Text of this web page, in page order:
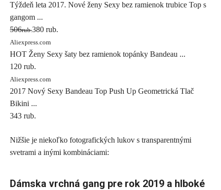
Týždeň leta 2017. Nové ženy Sexy bez ramienok trubice Top s
gangom ...
506rub.380 rub.
Aliexpress.com
HOT Ženy Sexy šaty bez ramienok topánky Bandeau ...
120 rub.
Aliexpress.com
2017 Nový Sexy Bandeau Top Push Up Geometrická Tlač
Bikini ...
343 rub.
Nižšie je niekoľko fotografických lukov s transparentnými
svetrami a inými kombináciami:
Dámska vrchná gang pre rok 2019 a hlboké